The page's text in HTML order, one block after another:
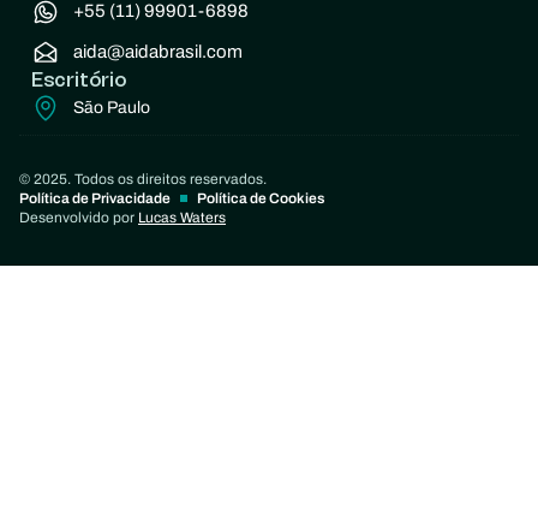
+55 (11) 99901-6898
aida@aidabrasil.com
Escritório
São Paulo
© 2025. Todos os direitos reservados.
Política de Privacidade
Política de Cookies
Desenvolvido por Lucas Waters